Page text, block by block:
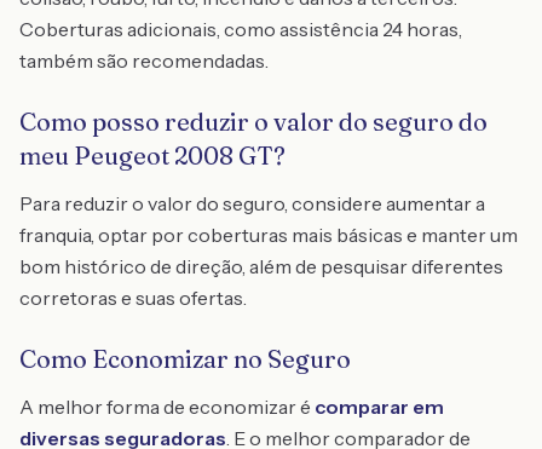
Coberturas adicionais, como assistência 24 horas,
também são recomendadas.
Como posso reduzir o valor do seguro do
meu Peugeot 2008 GT?
Para reduzir o valor do seguro, considere aumentar a
franquia, optar por coberturas mais básicas e manter um
bom histórico de direção, além de pesquisar diferentes
corretoras e suas ofertas.
Como Economizar no Seguro
A melhor forma de economizar é comparar em
diversas seguradoras. E o melhor comparador de